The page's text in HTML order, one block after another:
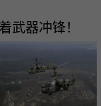
武器冲锋！